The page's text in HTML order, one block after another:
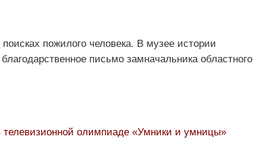
пожилого человека. В музее истории
письмо замначальника областного
олимпиаде «Умники и умницы»